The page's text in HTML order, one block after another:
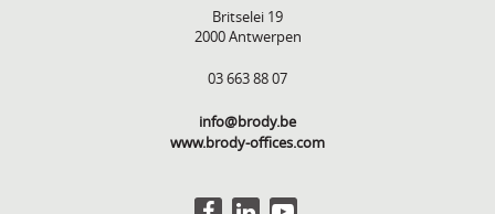
Britselei 19
2000 Antwerpen
03 663 88 07
info@brody.be
www.brody-offices.com